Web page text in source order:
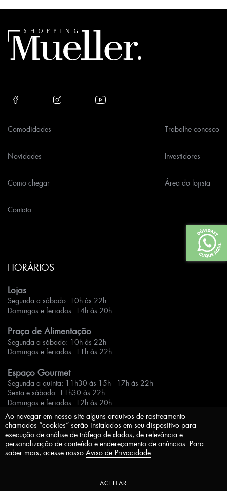
leave
field
empty.
Comodidades
Novidades
Como chegar
Contato
Trabalhe conosco
Investidores
Área do lojista
HORÁRIOS
Lojas
Segunda a sábado: 10h às 22h
Domingos e feriados: 14h às 20h
Praça de Alimentação
Segunda a sábado: 10h às 22h
Domingos e feriados: 11h às 22h
Espaço Gourmet
Segunda a quinta: 11h30 às 15h - 17h às 22h
Sexta e sábado: 11h30 às 22h
Domingos e feriados: 12h às 20h
Aviso de Privacidade
Desenvolvido por
Ao navegar em nosso site alguns arquivos de rastreamento
chamados “cookies” serão instalados em seu dispositivo para
execução de análise de tráfego de dados, de relevância e
personalização de conteúdo e endereçamento de anúncios. Para
saber mais, acesse nosso Aviso de Privacidade.
ACEITAR